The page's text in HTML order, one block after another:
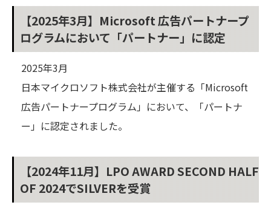
【2025年3月】Microsoft 広告パートナープ
ログラムにおいて「パートナー」に認定
2025年3月
日本マイクロソフト株式会社が主催する「Microsoft
広告パートナープログラム」において、「パートナ
ー」に認定されました。
【2024年11月】LPO AWARD SECOND HALF
OF 2024でSILVERを受賞